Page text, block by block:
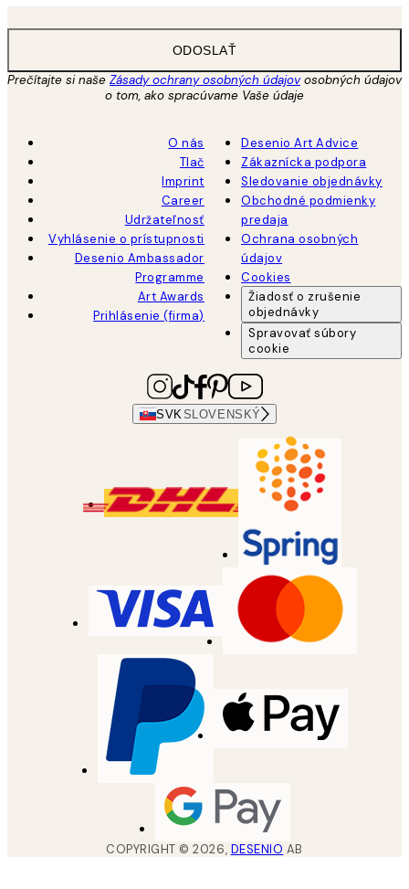
ODOSLAŤ
Prečítajte si naše Zásady ochrany osobných údajovosobných údajov
o tom, ako spracúvame Vaše údaje
O nás
Tlač
Imprint
Career
Udržateľnosť
Vyhlásenie o prístupnosti
Desenio Ambassador
Programme
Art Awards
Prihlásenie (firma)
Desenio Art Advice
Zákaznícka podpora
Sledovanie objednávky
Obchodné podmienky
predaja
Ochrana osobných
údajov
Cookies
Žiadosť o zrušenie
objednávky
Spravovať súbory
cookie
SVK SLOVENSKÝ
COPYRIGHT ©2026, DESENIO AB